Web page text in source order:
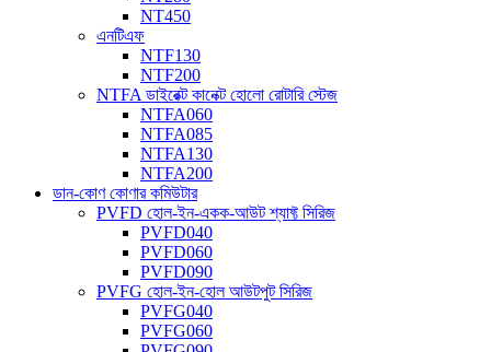
NT450
এনটিএফ
NTF130
NTF200
NTFA ডাইরেক্ট কানেক্ট হোলো রোটারি স্টেজ
NTFA060
NTFA085
NTFA130
NTFA200
ডান-কোণ কোণার কমিউটার
PVFD হোল-ইন-একক-আউট শ্যাফ্ট সিরিজ
PVFD040
PVFD060
PVFD090
PVFG হোল-ইন-হোল আউটপুট সিরিজ
PVFG040
PVFG060